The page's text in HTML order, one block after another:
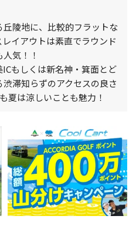
陵地に、比較的フラットな
イアウトは素直でラウンド
気！！
もしくは新名神・箕面とど
滞知らずのアクセスの良さ
夏は涼しいことも魅力！